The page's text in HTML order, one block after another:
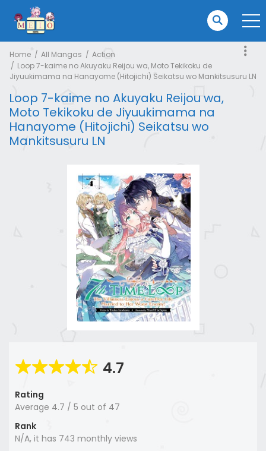
Home All Mangas
Action
Loop 7-kaime no Akuyaku Reijou wa, Moto Tekikoku de
Jiyuukimama na Hanayome (Hitojichi) Seikatsu wo Mankitsusuru LN
Loop 7-kaime no Akuyaku Reijou wa,
Moto Tekikoku de Jiyuukimama na
Hanayome (Hitojichi) Seikatsu wo
Mankitsusuru LN
4.7
Rating
Average 4.7 / 5 out of 47
Rank
N/A, it has 743 monthly views